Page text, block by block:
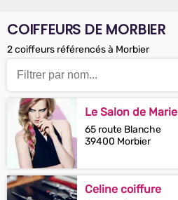
COIFFEURS DE MORBIER
2 coiffeurs référencés à Morbier
Le Salon de Marie
65 route Blanche
39400 Morbier
Celine coiffure